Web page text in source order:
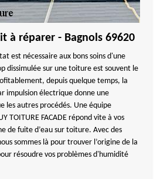
à réparer - Bagnols 69620
est nécessaire aux bons soins d'une
dissimulée sur une toiture est souvent le
depuis quelque temps, la
impulsion électrique donne une
les autres procédés. Une équipe
TOITURE FACADE répond vite à vos
de fuite d’eau sur toiture. Avec des
sommes là pour trouver l’origine de la
résoudre vos problèmes d'humidité